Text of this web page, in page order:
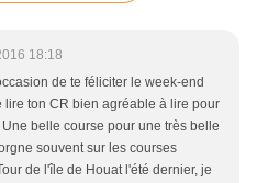
18:18
de te féliciter le week-end
lire ton CR bien agréable à lire pour
belle course pour une très belle
souvent sur les courses
de l'île de Houat l'été dernier, je